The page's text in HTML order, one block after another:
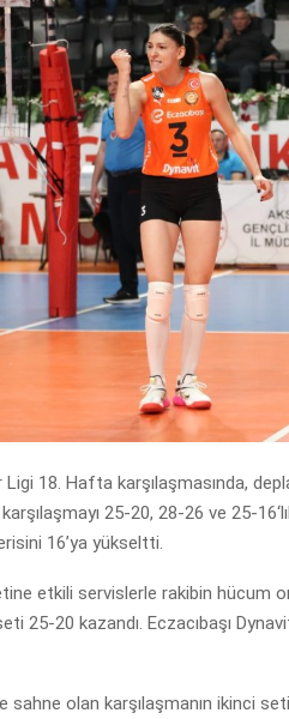
18. Hafta karşılaşmasında,
25-20, 28-26 ve 25-
16’ya yükseltti.
etkili servislerle rakibin hücum
25-20 kazandı. Eczacıbaşı
sahne olan karşılaşmanın ikinci